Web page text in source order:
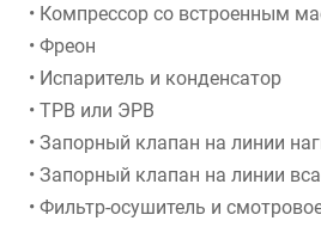
• Компрессор со встроенным
• Фреон
• Испаритель и конденсатор
• ТРВ или ЭРВ
• Запорный клапан на линии
• Запорный клапан на линии
• Фильтр-осушитель и